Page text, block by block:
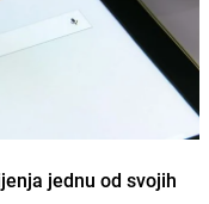
jednu od svojih